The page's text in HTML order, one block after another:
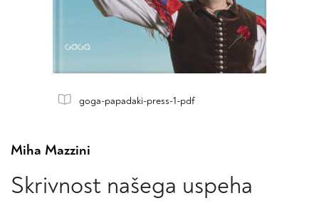
goga-papadaki-press-1-pdf
Miha Mazzini
Skrivnost našega uspeha